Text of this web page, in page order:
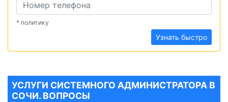
* политику
Узнать быстро
УСЛУГИ СИСТЕМНОГО АДМИНИСТРАТОРА В
СОЧИ. ВОПРОСЫ